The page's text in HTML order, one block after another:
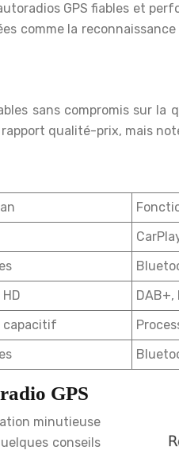
GPS fiables et
comme la
sans compromis sur
qualité-prix, mais
capacitif
GPS
minutieuse
conseils